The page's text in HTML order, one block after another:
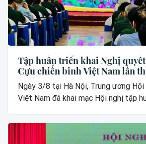
Tập huấn triển khai Nghị
Cựu chiến binh Việt Nam lần
Ngày 3/8 tại Hà Nội, Trung ương Hội
Việt Nam đã khai mạc Hội nghị tập